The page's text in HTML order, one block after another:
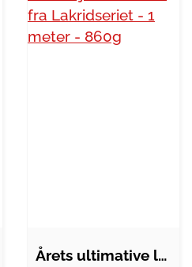
Årets ultimative lakrids-julekalender…